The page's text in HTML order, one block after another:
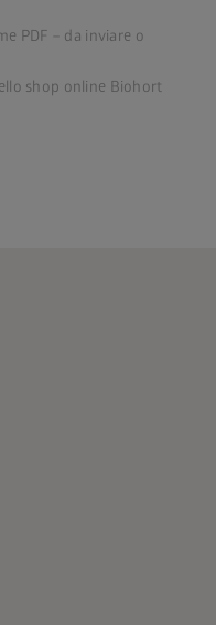
PDF – da inviare o
shop online Biohort